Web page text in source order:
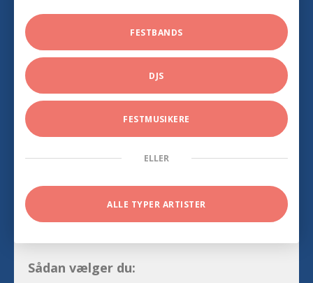
FESTBANDS
DJS
FESTMUSIKERE
ELLER
ALLE TYPER ARTISTER
Sådan vælger du: